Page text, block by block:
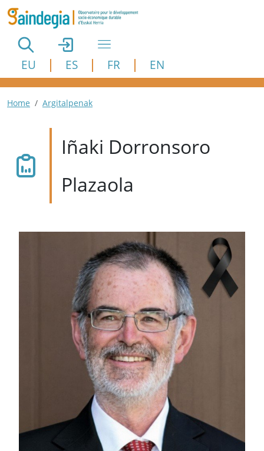
Aller au contenu principal
EU ES FR EN
Fil d'Ariane
Home Argitalpenak
Iñaki Dorronsoro
Plazaola